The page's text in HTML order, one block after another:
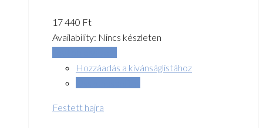
17 440 Ft
Availability: Nincs készleten
Hozzáadás a kívánságlistához
Festett hajra